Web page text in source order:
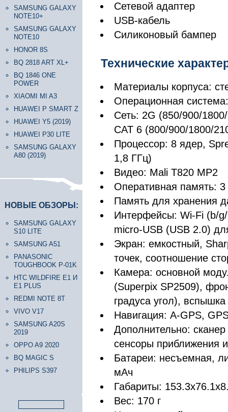
SAMSUNG GALAXY
NOTE10+
SAMSUNG GALAXY
NOTE10
HONOR 8S
BQ 2818 ART XL+
BQ 1846 ONE
POWER
XIAOMI MI A3
HUAWEI P SMART Z
HUAWEI Y5 (2019)
HUAWEI P30 LITE
SAMSUNG GALAXY
A80 (2019)
НОВЫЕ ОБЗОРЫ:
SAMSUNG GALAXY
S10 LITE
SAMSUNG A51
PANASONIC
TOUGHBOOK P-01K
HTC WILDFIRE E1 И
E1 PLUS
REDMI NOTE 8T
VIVO V17
SAMSUNG A20S
2019
OPPO A9 2020
BQ MAGIC S
PHILIPS S397
Сетевой адаптер
USB-кабель
Силиконовый бампер
Технические
Материалы корпуса:
Операционная
Сеть: 2G (850/900/
CAT 6 (800/900/1800/
Процессор: 8 ядер,
1,8 ГГц)
Видео: Mali T820 MP2
Оперативная память:
Память для хранения
Интерфейсы: Wi-Fi (b/
micro-USB (USB 2.0)
Экран: емкостный,
точек, соотношение
Камера: основной
(Superpix SP2509),
градуса угол), вспышка
Навигация: A-GPS,
Дополнительно:
сенсоры приближения
Батареи: несъемная,
мАч
Габариты:
Вес: 170 г